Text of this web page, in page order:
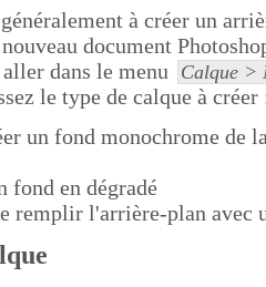
à créer un
document
dans le menu
Calque >
le type de calque à créer
un fond monochrome de
fond en dégradé
remplir l'arrière-plan avec